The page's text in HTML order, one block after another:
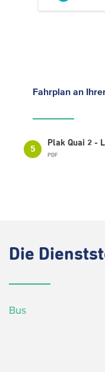
Fahrplan an
5
Plak Quai 2 -
PDF
Die
Bus